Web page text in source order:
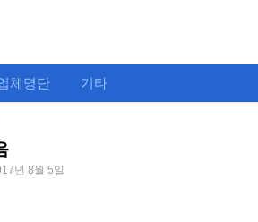
체명단 기타
년 8월 5일